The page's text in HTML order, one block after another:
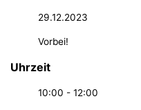
29.12.2023
Vorbei!
Uhrzeit
10:00 - 12:00